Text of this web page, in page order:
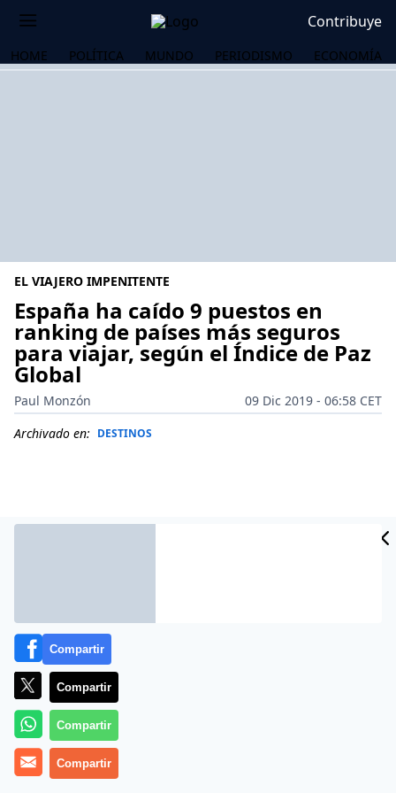
Contribuye
HOME POLÍTICA MUNDO PERIODISMO ECONOMÍA
EL VIAJERO IMPENITENTE
España ha caído 9 puestos en
ranking de países más seguros
para viajar, según el Índice de Paz
Global
Paul Monzón
09 Dic 2019 - 06:58 CET
Archivado en: DESTINOS
Más información
Compartir
Compartir
Compartir
Compartir